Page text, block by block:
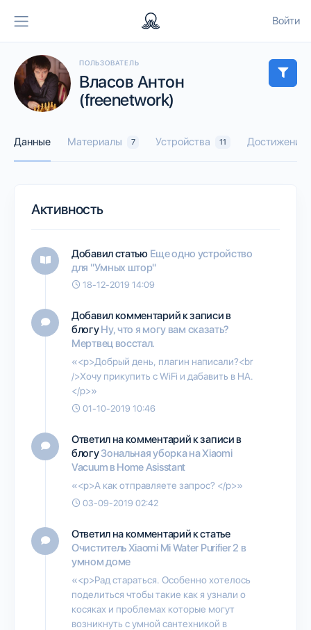
Войти
ПОЛЬЗОВАТЕЛЬ
Власов Антон
(freenetwork)
Данные Материалы 7 Устройства 11 Достижения
Активность
Добавил статью Еще одно устройство
для "Умных штор"
18-12-2019 14:09
Добавил комментарий к записи в
блогуНу, что я могу вам сказать?
Мертвец восстал.
«<p>Добрый день, плагин написали?<br
/>Хочу прикупить с WiFi и дабавить в HA.
</p>»
01-10-2019 10:46
Ответил на комментарий к записи в
блогуЗональная уборка на Xiaomi
Vacuum в Home Asisstant
«<p>А как отправляете запрос? </p>»
03-09-2019 02:42
Ответил на комментарий к статье
Очиститель Xiaomi Mi Water Purifier 2 в
умном доме
«<p>Рад стараться. Особенно хотелось
поделиться чтобы такие как я узнали о
косяках и проблемах которые могут
возникнуть с умной сантехникой в